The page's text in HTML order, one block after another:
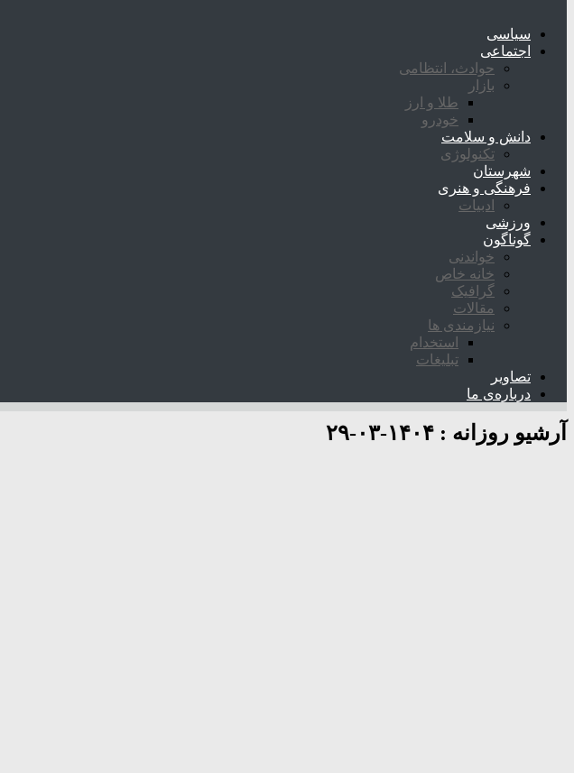
سیاسی
اجتماعی
حوادث، انتظامی
بازار
طلا و ارز
خودرو
دانش و سلامت
تکنولوژی
شهرستان
فرهنگی و هنری
ادبیات
ورزشی
گوناگون
خواندنی
خانه خاص
گرافیک
مقالات
نیازمندی ها
استخدام
تبلیغات
تصاویر
درباره‌ی ما
آرشیو روزانه : ۱۴۰۴-۰۳-۲۹